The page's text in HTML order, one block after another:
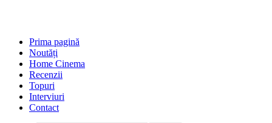
Prima pagină
Noutăți
Home Cinema
Recenzii
Topuri
Interviuri
Contact